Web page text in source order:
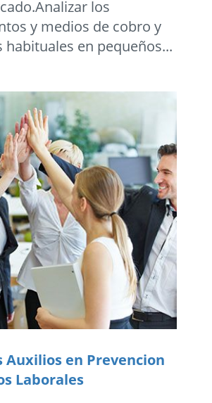
los
y medios de cobro y
habituales en pequeños...
Auxilios en Prevencion
Laborales